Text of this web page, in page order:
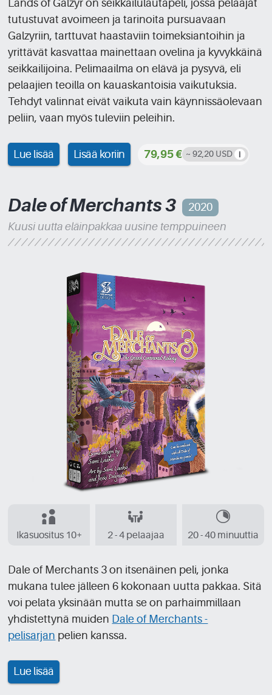
Lands of Galzyr on seikkailulautapeli, jossa pelaajat
tutustuvat avoimeen ja tarinoita pursuavaan
Galzyriin, tarttuvat haastaviin toimeksiantoihin ja
yrittävät kasvattaa mainettaan ovelina ja kyvykkäinä
seikkailijoina. Pelimaailma on elävä ja pysyvä, eli
pelaajien teoilla on kauaskantoisia vaikutuksia.
Tehdyt valinnat eivät vaikuta vain käynnissäolevaan
peliin, vaan myös tuleviin peleihin.
Lue lisää Lisää koriin 79,95 € ~ 92,20 USD
Dale of Merchants 3
2020
Kuusi uutta eläinpakkaa uusine temppuineen
Ikäsuositus 10+ 2 - 4 pelaajaa 20 - 40 minuuttia
Dale of Merchants 3 on itsenäinen peli, jonka
mukana tulee jälleen 6 kokonaan uutta pakkaa. Sitä
voi pelata yksinään mutta se on parhaimmillaan
yhdistettynä muiden Dale of Merchants -
pelisarjan pelien kanssa.
Lue lisää